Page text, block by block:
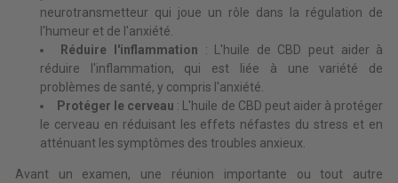
neurotransmetteur qui joue un rôle dans la régulation de
l'humeur et de l'anxiété.
Réduire l'inflammation : L'huile de CBD peut aider à
réduire l'inflammation, qui est liée à une variété de
problèmes de santé, y compris l'anxiété.
Protéger le cerveau : L'huile de CBD peut aider à protéger
le cerveau en réduisant les effets néfastes du stress et en
atténuant les symptômes des troubles anxieux.
Avant un examen, une réunion importante ou tout autre